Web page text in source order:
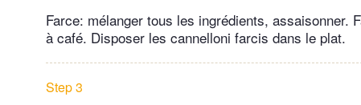
Farce: mélanger tous les ingrédients, assaisonner.
à café. Disposer les cannelloni farcis dans le plat.
Step 3